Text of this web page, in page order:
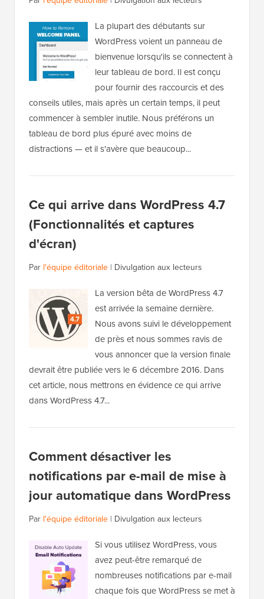
La plupart des débutants sur
WordPress voient un panneau de
bienvenue lorsqu'ils se connectent à
leur tableau de bord. Il est conçu
pour fournir des raccourcis et des
conseils utiles, mais après un certain temps, il peut
commencer à sembler inutile. Nous préférons un
tableau de bord plus épuré avec moins de
distractions — et il s'avère que beaucoup...
Ce qui arrive dans WordPress 4.7
(Fonctionnalités et captures
d'écran)
Par l'équipe éditoriale | Divulgation aux lecteurs
La version bêta de WordPress 4.7
est arrivée la semaine dernière.
Nous avons suivi le développement
de près et nous sommes ravis de
vous annoncer que la version finale
devrait être publiée vers le 6 décembre 2016. Dans
cet article, nous mettrons en évidence ce qui arrive
dans WordPress 4.7...
Comment désactiver les
notifications par e-mail de mise à
jour automatique dans WordPress
Par l'équipe éditoriale | Divulgation aux lecteurs
Si vous utilisez WordPress, vous
avez peut-être remarqué de
nombreuses notifications par e-mail
chaque fois que WordPress se met à